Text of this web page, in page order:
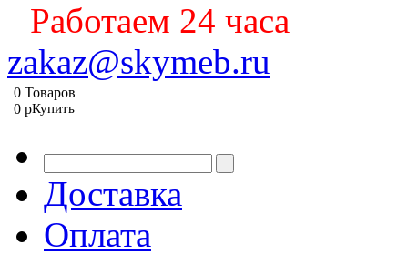
Работаем 24 часа
zakaz@skymeb.ru
0 Товаров
0 pКупить
Доставка
Оплата